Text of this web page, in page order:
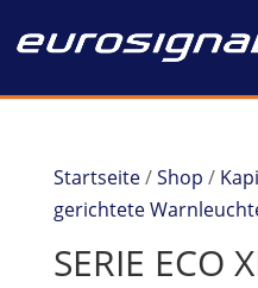
Startseite/Shop /
gerichtete
SERIE ECO